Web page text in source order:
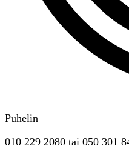
Puhelin
010 229 2080 tai 050 301